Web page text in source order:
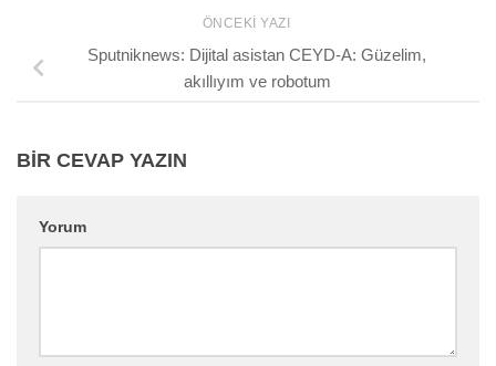
ÖNCEKI YAZI
Sputniknews: Dijital asistan CEYD-A: Güzelim,
akıllıyım ve robotum
BIR CEVAP YAZIN
Yorum